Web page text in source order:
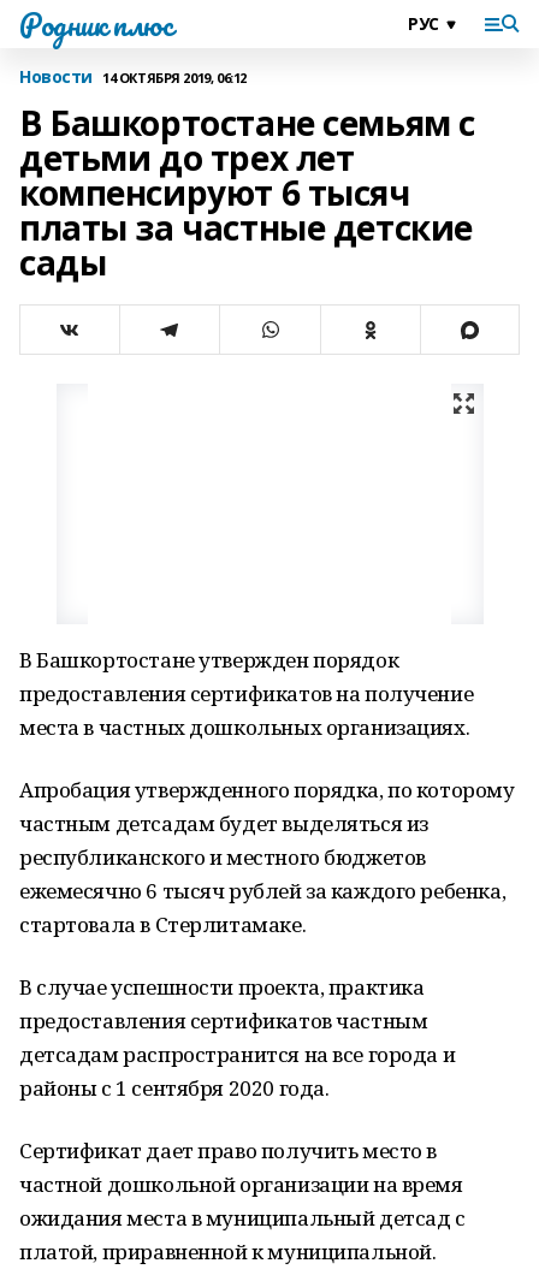
Родник плюс
Новости 14 ОКТЯБРЯ 2019, 06:12
В Башкортостане семьям с
детьми до трех лет
компенсируют 6 тысяч
платы за частные детские
сады
В Башкортостане утвержден порядок
предоставления сертификатов на получение
места в частных дошкольных организациях.
Апробация утвержденного порядка, по которому
частным детсадам будет выделяться из
республиканского и местного бюджетов
ежемесячно 6 тысяч рублей за каждого ребенка,
стартовала в Стерлитамаке.
В случае успешности проекта, практика
предоставления сертификатов частным
детсадам распространится на все города и
районы с 1 сентября 2020 года.
Сертификат дает право получить место в
частной дошкольной организации на время
ожидания места в муниципальный детсад с
платой, приравненной к муниципальной.